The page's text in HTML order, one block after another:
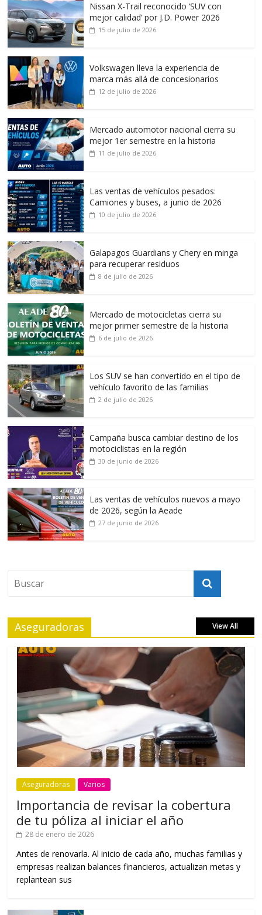
Nissan X-Trail reconocido ‘SUV con
mejor calidad’ por J.D. Power 2026
15 de julio de 2026
Volkswagen lleva la experiencia de
marca más allá de concesionarios
12 de julio de 2026
Mercado automotor nacional cierra su
mejor 1er semestre en la historia
11 de julio de 2026
Las ventas de vehículos pesados:
Camiones y buses, a junio de 2026
10 de julio de 2026
Galapagos Guardians y Chery en minga
para recuperar residuos
8 de julio de 2026
Mercado de motocicletas cierra su
mejor primer semestre de la historia
6 de julio de 2026
Los SUV se han convertido en el tipo de
vehículo favorito de las familias
2 de julio de 2026
Campaña busca cambiar destino de los
motociclistas en la región
30 de junio de 2026
Las ventas de vehículos nuevos a mayo
de 2026, según la Aeade
27 de junio de 2026
Aseguradoras View All
Aseguradoras Varios
Importancia de revisar la cobertura
de tu póliza al iniciar el año
28 de enero de 2026
Antes de renovarla. Al inicio de cada año, muchas familias y
empresas realizan balances financieros, actualizan metas y
replantean sus